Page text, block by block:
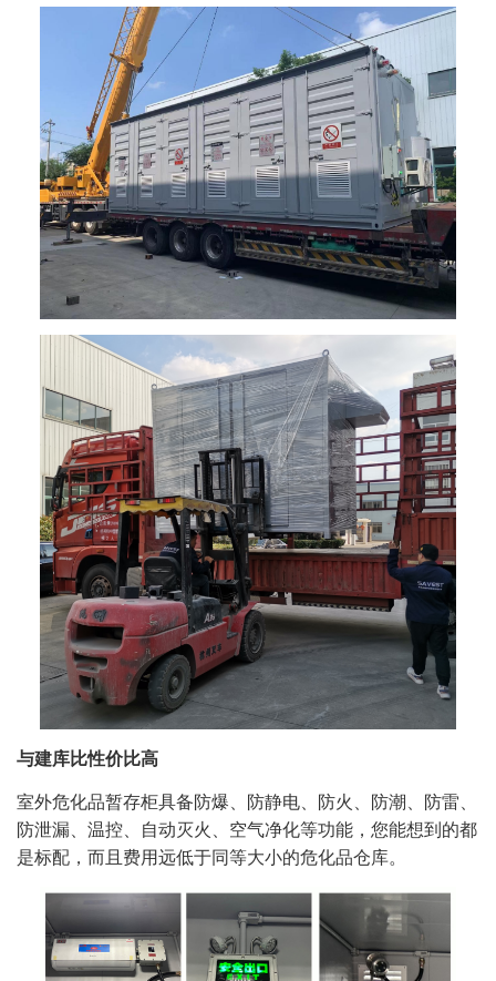
与建库比性价比高
室外危化品暂存柜具备防爆、防静电、防火、防潮、防雷、
防泄漏、温控、自动灭火、空气净化等功能，您能想到的都
是标配，而且费用远低于同等大小的危化品仓库。